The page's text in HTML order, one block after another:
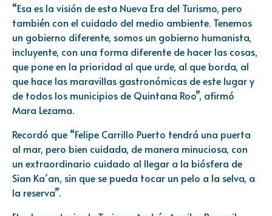
“Esa es la visión de esta Nueva Era del Turismo, pero
también con el cuidado del medio ambiente. Tenemos
un gobierno diferente, somos un gobierno humanista,
incluyente, con una forma diferente de hacer las cosas,
que pone en la prioridad al que urde, al que borda, al
que hace las maravillas gastronómicas de este lugar y
de todos los municipios de Quintana Roo”, afirmó
Mara Lezama.
Recordó que “Felipe Carrillo Puerto tendrá una puerta
al mar, pero bien cuidada, de manera minuciosa, con
un extraordinario cuidado al llegar a la biósfera de
Sian Ka´an, sin que se pueda tocar un pelo a la selva, a
la reserva”.